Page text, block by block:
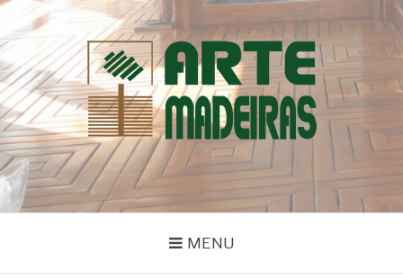
Pular
para
o
conteúdo
BLOG | ARTE
MADEIRAS
Dicas e Novidades sobre Madeiras
MENU